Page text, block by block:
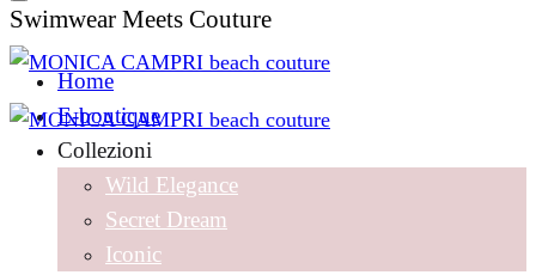
Swimwear Meets Couture
Home
E-boutique
Collezioni
Wild Elegance
Secret Dream
Iconic